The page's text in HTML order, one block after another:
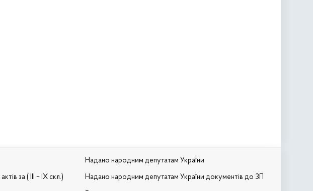
за ( III – IX скл.)
Надано народним депутатам України
Надано народним депутатам України документів до ЗП